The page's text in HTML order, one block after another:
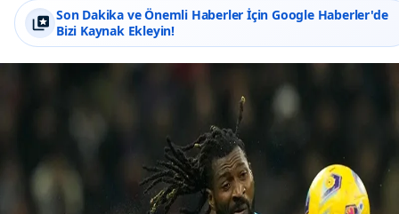
Son Dakika ve Önemli Haberler İçin Google Haberler'de
Bizi Kaynak Ekleyin!